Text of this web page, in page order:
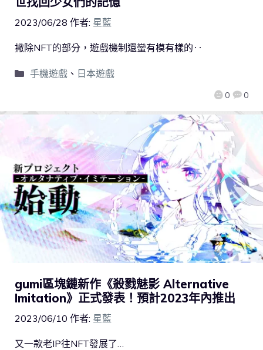
2023/06/28 作者: 星藍
0 0
撇除NFT的部分，遊戲機制還蠻有模有樣的‥
手機遊戲、 日本遊戲
gumi區塊鏈新作《殺戮魅影 Alternative
Imitation》正式發表！預計2023年內推出
2023/06/10 作者: 星藍
又一款老IP往NFT發展了…